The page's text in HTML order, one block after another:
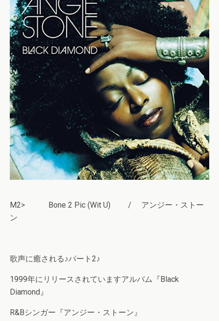
M2> Bone 2 Pic (Wit U) / アンジー・ストー
ン
歌声に癒される♪パート2♪
1999年にリリースされていますアルバム『Black
Diamond』
R&Bシンガー『アンジー・ストーン』